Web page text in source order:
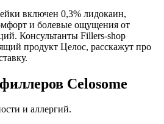
включен 0,3% лидокаин,
и болевые ощущения от
Консультанты Fillers-shop
продукт Целос, расскажут про
Celosome
и аллергий.